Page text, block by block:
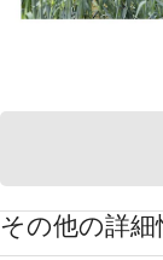
その他の詳細